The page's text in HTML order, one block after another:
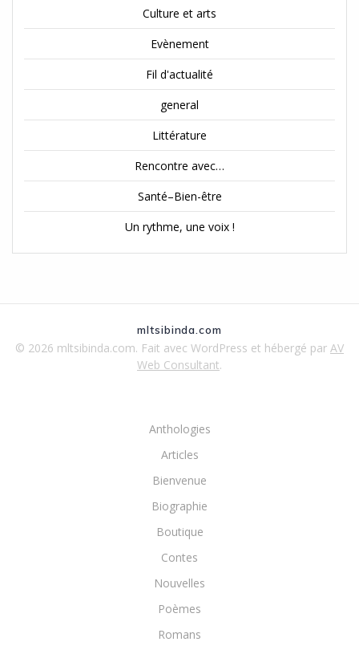
Culture et arts
Evènement
Fil d'actualité
general
Littérature
Rencontre avec…
Santé–Bien-être
Un rythme, une voix !
mltsibinda.com
© 2026 mltsibinda.com. Fait avec WordPress et hébergé par AV
Web Consultant.
Anthologies
Articles
Bienvenue
Biographie
Boutique
Contes
Nouvelles
Poèmes
Romans